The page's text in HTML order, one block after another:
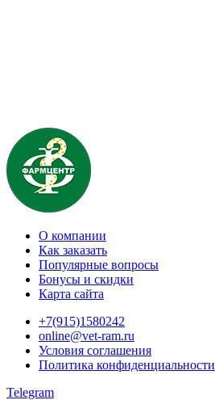
О компании
Как заказать
Популярные вопросы
Бонусы и скидки
Карта сайта
+7(915)1580242
online@vet-ram.ru
Условия соглашения
Политика конфиденциальности
Telegram